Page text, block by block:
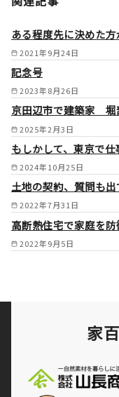
町 /
2021年9月24日
ある程度先に決めた方
2023年8月26日
記念号
2025年2月3日
京田辺市で建築家 堀
2024年10月25日
もしかして、東京で仕
2022年7月31日
土地の契約、質問も出
2022年9月5日
高断熱住宅で家庭を防
家